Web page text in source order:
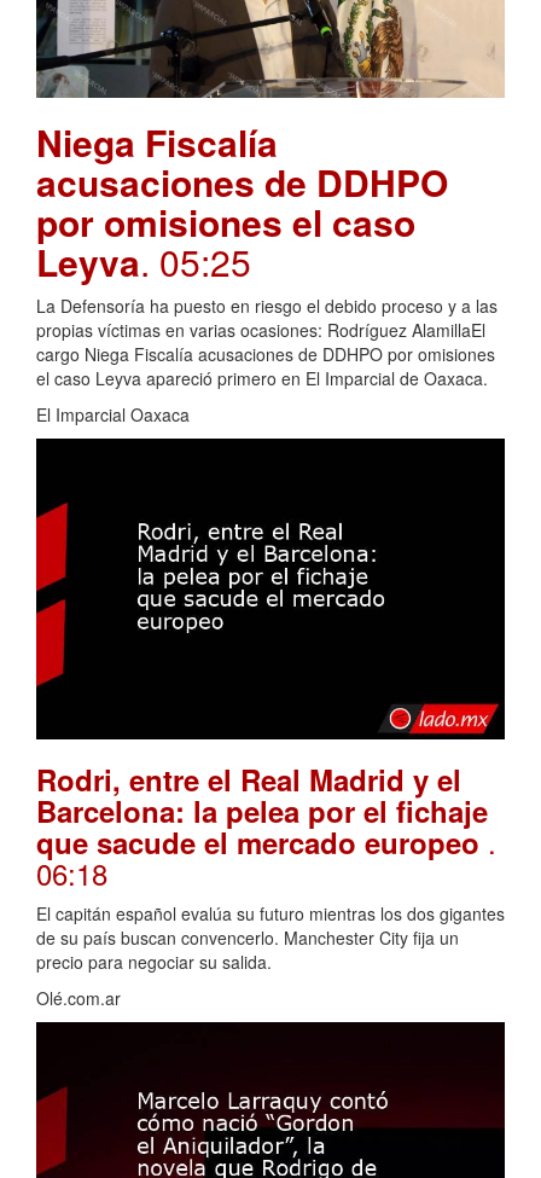
Niega Fiscalía
acusaciones de DDHPO
por omisiones el caso
Leyva. 05:25
La Defensoría ha puesto en riesgo el debido proceso y a las
propias víctimas en varias ocasiones: Rodríguez AlamillaEl
cargo Niega Fiscalía acusaciones de DDHPO por omisiones
el caso Leyva apareció primero en El Imparcial de Oaxaca.
El Imparcial Oaxaca
Rodri, entre el Real Madrid y el
Barcelona: la pelea por el fichaje
que sacude el mercado europeo .
06:18
El capitán español evalúa su futuro mientras los dos gigantes
de su país buscan convencerlo. Manchester City fija un
precio para negociar su salida.
Olé.com.ar